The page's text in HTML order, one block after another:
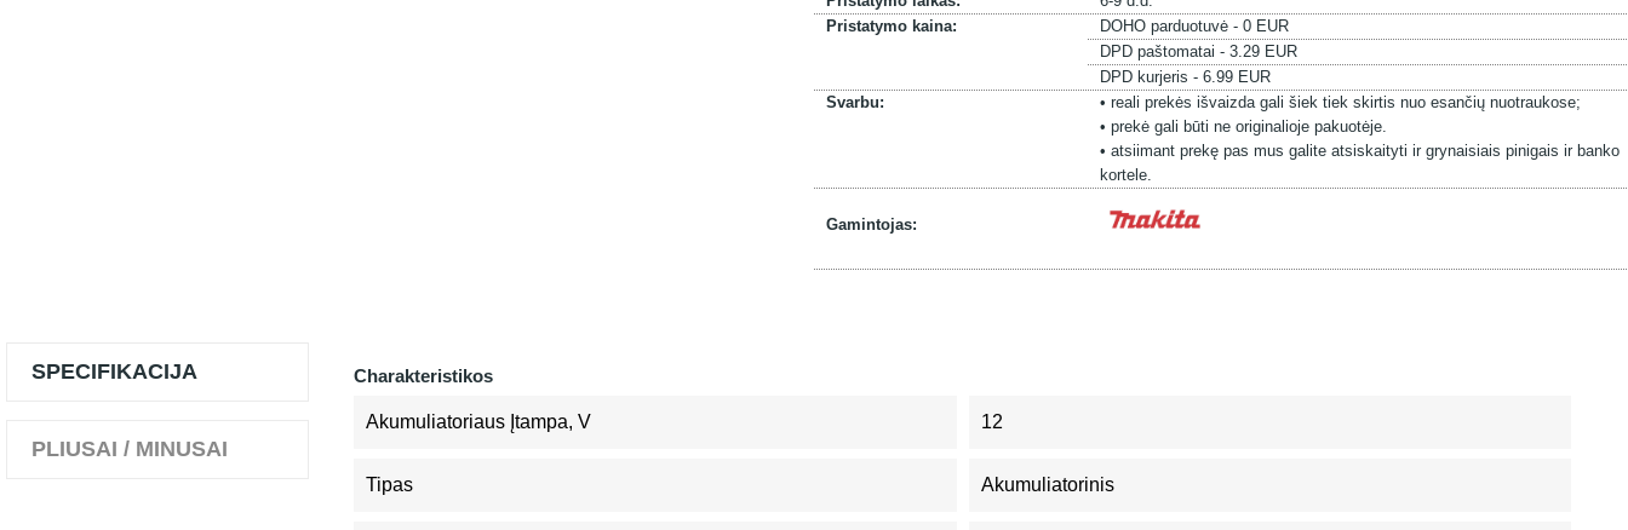
Pristatymo kaina:
DOHO parduotuvė - 0 EUR
DPD paštomatai - 3.29 EUR
DPD kurjeris - 6.99 EUR
Svarbu:
• reali prekės išvaizda gali šiek tiek skirtis nuo esančių nuotraukose;
• prekė gali būti ne originalioje pakuotėje.
• atsiimant prekę pas mus galite atsiskaityti ir grynaisiais pinigais ir banko
kortele.
Gamintojas:
SPECIFIKACIJA
PLIUSAI / MINUSAI
Charakteristikos
Akumuliatoriaus Įtampa, V 12
Tipas Akumuliatorinis